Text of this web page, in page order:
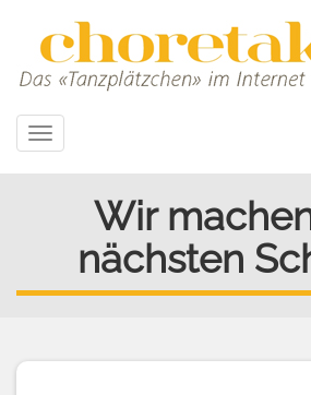
Toggle
navigation
Wir
nächsten